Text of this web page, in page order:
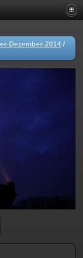
Dezember-2014 /